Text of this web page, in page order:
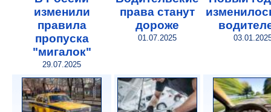
изменили
правила
пропуска
"мигалок"
29.07.2025
права станут
дороже
01.07.2025